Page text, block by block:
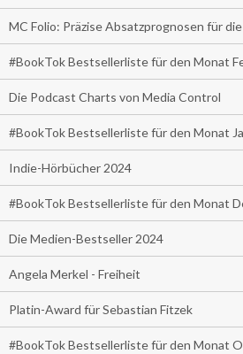
MC Folio: Präzise Absatzprognosen für
#BookTok Bestsellerliste für den Monat
Die Podcast Charts von Media Control
#BookTok Bestsellerliste für den Monat
Indie-Hörbücher 2024
#BookTok Bestsellerliste für den Monat
Die Medien-Bestseller 2024
Angela Merkel - Freiheit
Platin-Award für Sebastian Fitzek
#BookTok Bestsellerliste für den Monat